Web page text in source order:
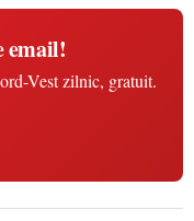
email!
Vest zilnic, gratuit.